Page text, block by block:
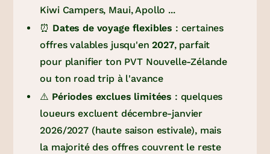
Kiwi Campers, Maui, Apollo ...
⏰ Dates de voyage flexibles : certaines
offres valables jusqu'en2027, parfait
pour planifier ton PVT Nouvelle-Zélande
ou ton road trip à l'avance
⚠️ Périodes exclues limitées : quelques
loueurs excluent décembre-janvier
2026/2027 (haute saison estivale), mais
la majorité des offres couvrent le reste